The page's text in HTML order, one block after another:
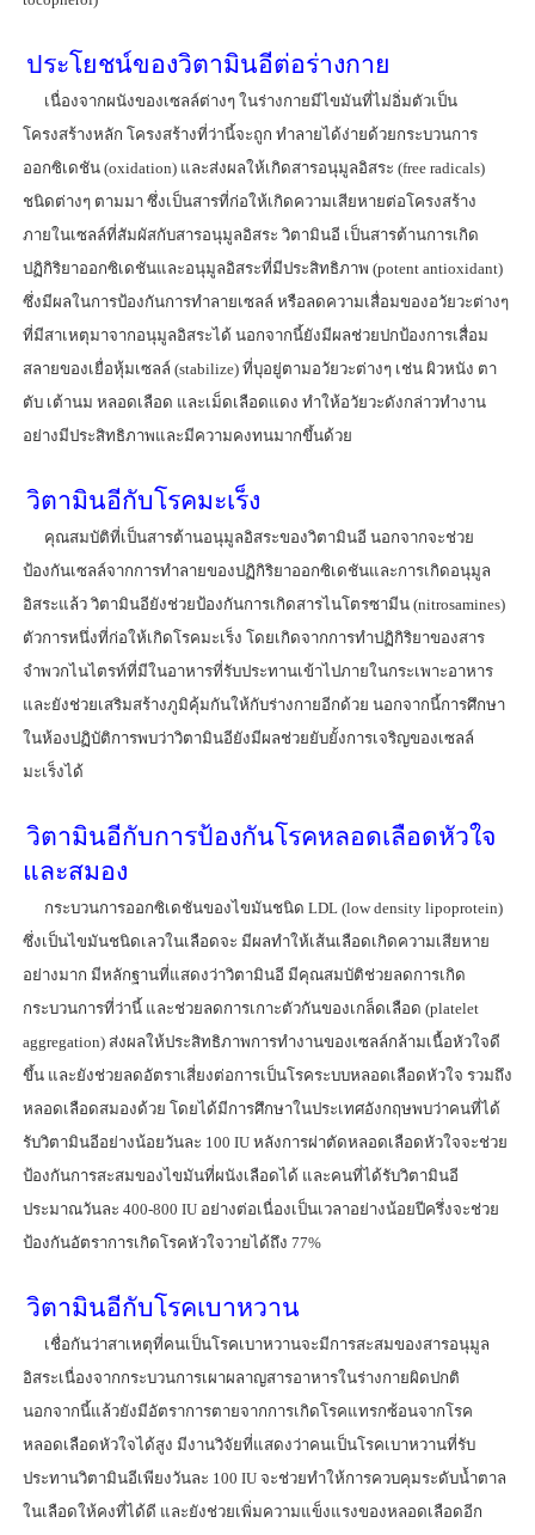
ประโยชน์ของวิตามินอีต่อร่างกาย
เนื่องจากผนังของเซลล์ต่างๆ ในร่างกายมีไขมันที่ไม่อิ่มตัวเป็น
โครงสร้างหลัก โครงสร้างที่ว่านี้จะถูก ทำลายได้ง่ายด้วยกระบวนการ
ออกซิเดชัน (oxidation) และส่งผลให้เกิดสารอนุมูลอิสระ (free radicals)
ชนิดต่างๆ ตามมา ซึ่งเป็นสารที่ก่อให้เกิดความเสียหายต่อโครงสร้าง
ภายในเซลล์ที่สัมผัสกับสารอนุมูลอิสระ วิตามินอี เป็นสารต้านการเกิด
ปฏิกิริยาออกซิเดชันและอนุมูลอิสระที่มีประสิทธิภาพ (potent antioxidant)
ซึ่งมีผลในการป้องกันการทำลายเซลล์ หรือลดความเสื่อมของอวัยวะต่างๆ
ที่มีสาเหตุมาจากอนุมูลอิสระได้ นอกจากนี้ยังมีผลช่วยปกป้องการเสื่อม
สลายของเยื่อหุ้มเซลล์ (stabilize) ที่บุอยู่ตามอวัยวะต่างๆ เช่น ผิวหนัง ตา
ตับ เต้านม หลอดเลือด และเม็ดเลือดแดง ทำให้อวัยวะดังกล่าวทำงาน
อย่างมีประสิทธิภาพและมีความคงทนมากขึ้นด้วย
วิตามินอีกับโรคมะเร็ง
คุณสมบัติที่เป็นสารต้านอนุมูลอิสระของวิตามินอี นอกจากจะช่วย
ป้องกันเซลล์จากการทำลายของปฏิกิริยาออกซิเดชันและการเกิดอนุมูล
อิสระแล้ว วิตามินอียังช่วยป้องกันการเกิดสารไนโตรซามีน (nitrosamines)
ตัวการหนึ่งที่ก่อให้เกิดโรคมะเร็ง โดยเกิดจากการทำปฏิกิริยาของสาร
จำพวกไนไตรท์ที่มีในอาหารที่รับประทานเข้าไปภายในกระเพาะอาหาร
และยังช่วยเสริมสร้างภูมิคุ้มกันให้กับร่างกายอีกด้วย นอกจากนี้การศึกษา
ในห้องปฏิบัติการพบว่าวิตามินอียังมีผลช่วยยับยั้งการเจริญของเซลล์
มะเร็งได้
วิตามินอีกับการป้องกันโรคหลอดเลือดหัวใจ
และสมอง
กระบวนการออกซิเดชันของไขมันชนิด LDL (low density lipoprotein)
ซึ่งเป็นไขมันชนิดเลวในเลือดจะ มีผลทำให้เส้นเลือดเกิดความเสียหาย
อย่างมาก มีหลักฐานที่แสดงว่าวิตามินอี มีคุณสมบัติช่วยลดการเกิด
กระบวนการที่ว่านี้ และช่วยลดการเกาะตัวกันของเกล็ดเลือด (platelet
aggregation) ส่งผลให้ประสิทธิภาพการทำงานของเซลล์กล้ามเนื้อหัวใจดี
ขึ้น และยังช่วยลดอัตราเสี่ยงต่อการเป็นโรคระบบหลอดเลือดหัวใจ รวมถึง
หลอดเลือดสมองด้วย โดยได้มีการศึกษาในประเทศอังกฤษพบว่าคนที่ได้
รับวิตามินอีอย่างน้อยวันละ 100 IU หลังการผ่าตัดหลอดเลือดหัวใจจะช่วย
ป้องกันการสะสมของไขมันที่ผนังเลือดได้ และคนที่ได้รับวิตามินอี
ประมาณวันละ 400-800 IU อย่างต่อเนื่องเป็นเวลาอย่างน้อยปีครึ่งจะช่วย
ป้องกันอัตราการเกิดโรคหัวใจวายได้ถึง 77%
วิตามินอีกับโรคเบาหวาน
เชื่อกันว่าสาเหตุที่คนเป็นโรคเบาหวานจะมีการสะสมของสารอนุมูล
อิสระเนื่องจากกระบวนการเผาผลาญสารอาหารในร่างกายผิดปกติ
นอกจากนี้แล้วยังมีอัตราการตายจากการเกิดโรคแทรกซ้อนจากโรค
หลอดเลือดหัวใจได้สูง มีงานวิจัยที่แสดงว่าคนเป็นโรคเบาหวานที่รับ
ประทานวิตามินอีเพียงวันละ 100 IU จะช่วยทำให้การควบคุมระดับน้ำตาล
ในเลือดให้คงที่ได้ดี และยังช่วยเพิ่มความแข็งแรงของหลอดเลือดอีก